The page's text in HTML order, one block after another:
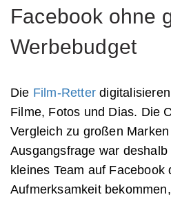
Facebook ohne
Werbebudget
Die Film-Retter
Filme, Fotos und Dias. Die
Vergleich zu großen
Ausgangsfrage war
kleines Team auf Facebook
Aufmerksamkeit